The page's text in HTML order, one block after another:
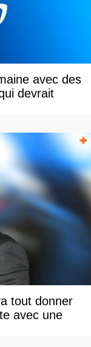
avec des
devrait
tout donner
avec une